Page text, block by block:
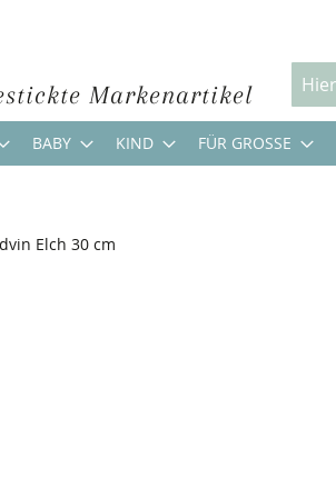
Markenartikel Suche
BABY KIND FÜR GROSSE
Elch 30 cm